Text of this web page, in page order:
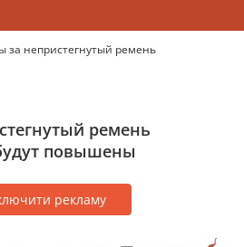
за непристегнутый ремень
ремень
повышены
рекламу